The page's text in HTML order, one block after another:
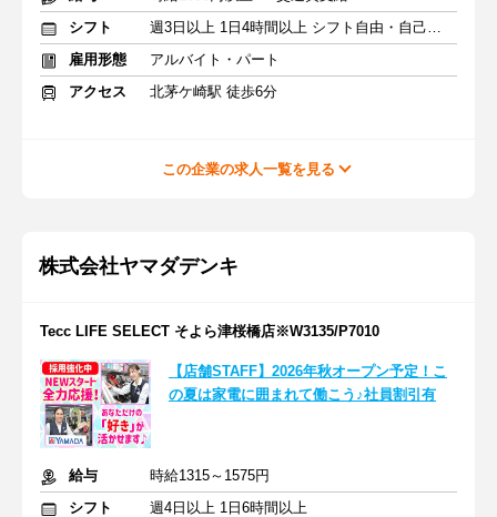
シフト
週3日以上 1日4時間以上 シフト自由・自己申告
雇用形態
アルバイト・パート
アクセス
北茅ケ崎駅 徒歩6分
この企業の求人一覧を見る
株式会社ヤマダデンキ
Tecc LIFE SELECT そよら津桜橋店※W3135/P7010
【店舗STAFF】2026年秋オープン予定！こ
の夏は家電に囲まれて働こう♪社員割引有
給与
時給1315～1575円
シフト
週4日以上 1日6時間以上